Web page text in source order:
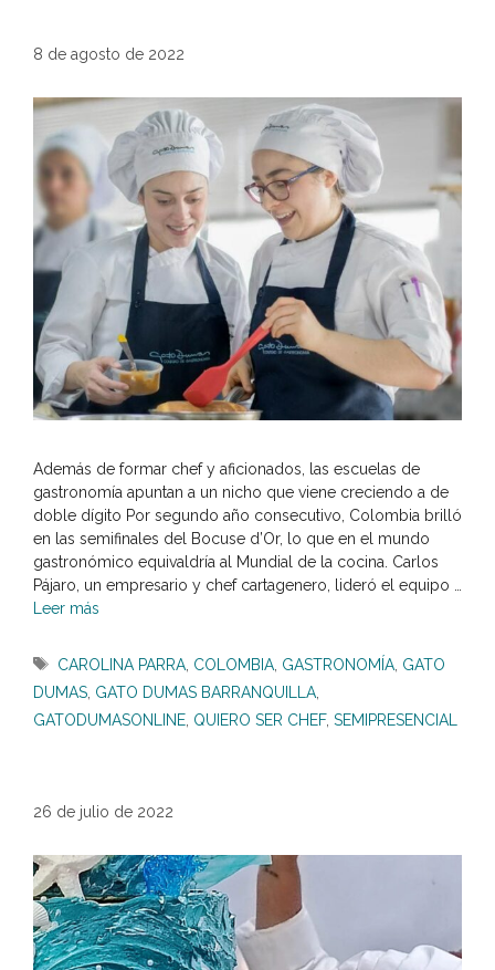
8 de agosto de 2022
Además de formar chef y aficionados, las escuelas de
gastronomía apuntan a un nicho que viene creciendo a de
doble dígito Por segundo año consecutivo, Colombia brilló
en las semifinales del Bocuse d’Or, lo que en el mundo
gastronómico equivaldría al Mundial de la cocina. Carlos
Pájaro, un empresario y chef cartagenero, lideró el equipo …
Leer más
Etiquetas
CAROLINA PARRA COLOMBIA GASTRONOMÍA GATO
DUMAS GATO DUMAS BARRANQUILLA
GATODUMASONLINE QUIERO SER CHEF, SEMIPRESENCIAL
26 de julio de 2022